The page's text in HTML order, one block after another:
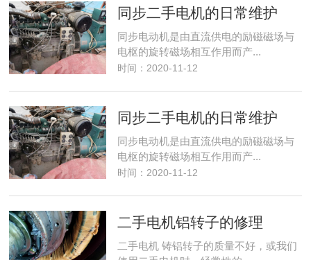
同步二手电机的日常维护
同步电动机是由直流供电的励磁磁场与
电枢的旋转磁场相互作用而产...
时间：2020-11-12
同步二手电机的日常维护
同步电动机是由直流供电的励磁磁场与
电枢的旋转磁场相互作用而产...
时间：2020-11-12
二手电机铝转子的修理
二手电机 铸铝转子的质量不好，或我们